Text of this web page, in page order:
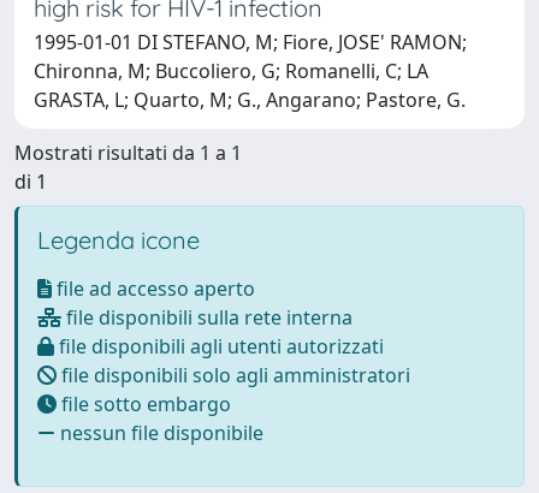
high risk for HIV-1 infection
1995-01-01 DI STEFANO, M; Fiore, JOSE' RAMON;
Chironna, M; Buccoliero, G; Romanelli, C; LA
GRASTA, L; Quarto, M; G., Angarano; Pastore, G.
Mostrati risultati da 1 a 1
di 1
Legenda icone
file ad accesso aperto
file disponibili sulla rete interna
file disponibili agli utenti autorizzati
file disponibili solo agli amministratori
file sotto embargo
nessun file disponibile